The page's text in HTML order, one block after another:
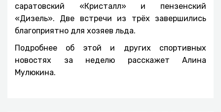
саратовский «Кристалл» и пензенский
«Дизель». Две встречи из трёх завершились
благоприятно для хозяев льда.
Подробнее об этой и других спортивных
новостях за неделю расскажет Алина
Мулюкина.